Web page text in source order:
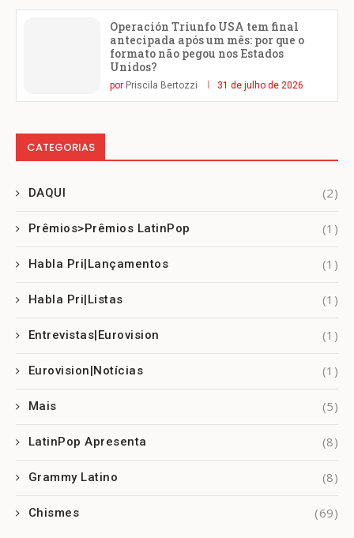
Operación Triunfo USA tem final
antecipada após um mês: por que o
formato não pegou nos Estados
Unidos?
por Priscila Bertozzi 31 de julho de 2026
CATEGORIAS
DAQUI (2)
Prêmios>Prêmios LatinPop (1)
Habla Pri|Lançamentos (1)
Habla Pri|Listas (1)
Entrevistas|Eurovision (1)
Eurovision|Notícias (1)
Mais (5)
LatinPop Apresenta (8)
Grammy Latino (8)
Chismes (69)